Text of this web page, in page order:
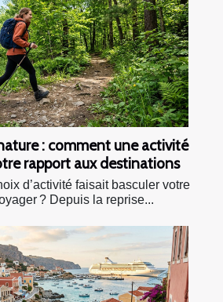
: comment une activité
rapport aux destinations
d’activité faisait basculer votre
? Depuis la reprise...